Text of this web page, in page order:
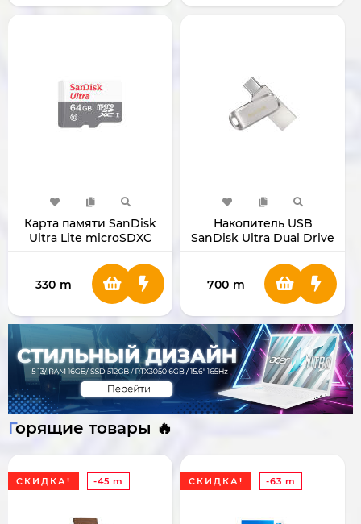
Карта памяти SanDisk
Ultra Lite microSDXC
330 m
Накопитель USB
SanDisk Ultra Dual Drive
700 m
Горящие товары 🔥
СКИДКА! -45 m СКИДКА! -63 m